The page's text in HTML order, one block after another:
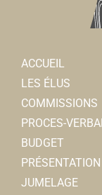
ACCUEIL
LES ÉLUS
COMMISSIONS
PROCES-
BUDGET
JUMELAGE